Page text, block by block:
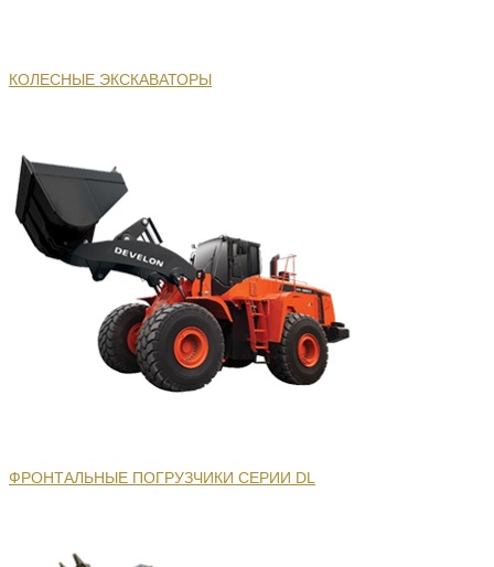
КОЛЕСНЫЕ ЭКСКАВАТОРЫ
ФРОНТАЛЬНЫЕ ПОГРУЗЧИКИ СЕРИИ DL